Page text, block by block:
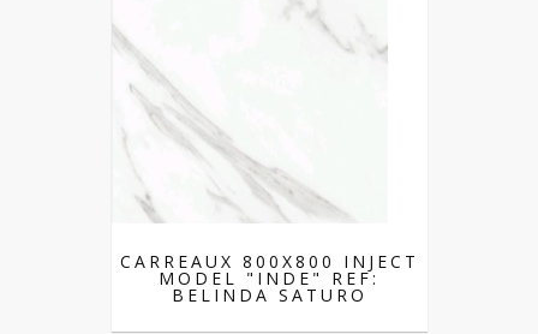
CARREAUX 800X800 INJECT
MODEL "INDE" REF:
BELINDA SATURO